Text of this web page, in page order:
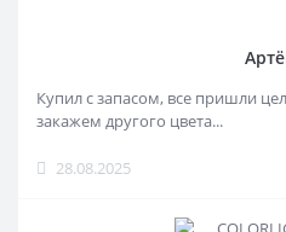
Купил с запасом, все пришли
закажем другого цвета...
28.08.2025